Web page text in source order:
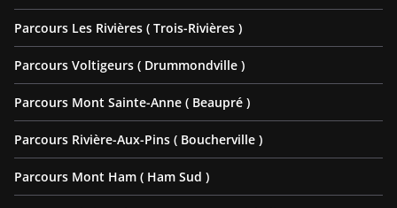
Parcours Les Rivières ( Trois-Rivières )
Parcours Voltigeurs ( Drummondville )
Parcours Mont Sainte-Anne ( Beaupré )
Parcours Rivière-Aux-Pins ( Boucherville )
Parcours Mont Ham ( Ham Sud )